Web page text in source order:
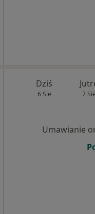
Dziś
6 Sie 7 Sie
Umawianie